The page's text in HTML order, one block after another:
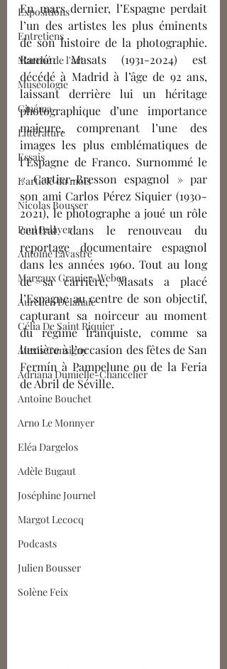
Expositions
Entretiens
Marché de l'art
Muséologie
Cinéma
Littérature
Essais
L'article du mois
Nicolas Bousser
Paul Palayer
Antoine Lavastre
Margaux Granier-Weber
Aurélien Delahaie
Célia De Saint Riquier
Alexis Consigny
Adriana Dumielle-Chancelier
Antoine Bouchet
Arno Le Monnyer
Eléa Dargelos
Adèle Bugaut
Joséphine Journel
Margot Lecocq
Podcasts
Julien Bousser
Solène Feix
En mars dernier, l’Espagne perdait
l’un des artistes les plus éminents
de son histoire de la photographie.
Ramón Masats (1931-2024) est
décédé à Madrid à l’âge de 92 ans,
laissant derrière lui un héritage
photographique d’une importance
majeure, comprenant l’une des
images les plus emblématiques de
l’Espagne de Franco. Surnommé le
« Cartier-Bresson espagnol » par
son ami Carlos Pérez Siquier (1930-
2021), le photographe a joué un rôle
central dans le renouveau du
reportage documentaire espagnol
dans les années 1960. Tout au long
de sa carrière, Masats a placé
l’Espagne au centre de son objectif,
capturant sa noirceur au moment
du régime franquiste, comme sa
lumière à l’occasion des fêtes de San
Fermín à Pampelune ou de la Feria
de Abril de Séville.